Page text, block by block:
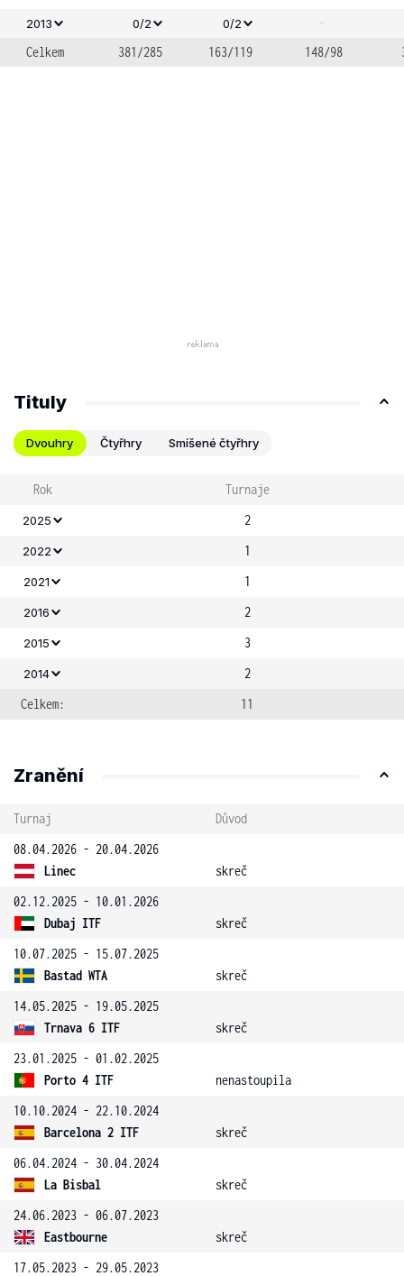
2013
0/2 0/2
-
Celkem
381/285 163/119 148/98
Tituly
Dvouhry Čtyřhry Smíšené čtyřhry
Rok Turnaje
2025 2
2022 1
2021 1
2016 2
2015 3
2014
2
Celkem:
11
Zranění
Turnaj
Důvod
08.04.2026 - 20.04.2026
Linec
skreč
02.12.2025 - 10.01.2026
Dubaj ITF
skreč
10.07.2025 - 15.07.2025
Bastad WTA
skreč
14.05.2025 - 19.05.2025
Trnava 6 ITF
skreč
23.01.2025 - 01.02.2025
Porto 4 ITF
nenastoupila
10.10.2024 - 22.10.2024
Barcelona 2 ITF
skreč
06.04.2024 - 30.04.2024
La Bisbal
skreč
24.06.2023 - 06.07.2023
Eastbourne
skreč
17.05.2023 - 29.05.2023